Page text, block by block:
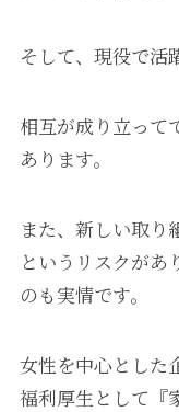
そして、現役で活
相互が成り立って
あります。
また、新しい取り
というリスクがあ
のも実情です。
女性を中心とした
福利厚生として『